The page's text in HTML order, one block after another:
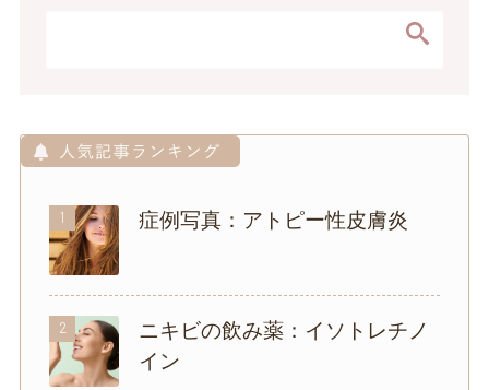
1 症例写真：アトピー性皮膚炎
2
ニキビの飲み薬：イソトレチノ
イン